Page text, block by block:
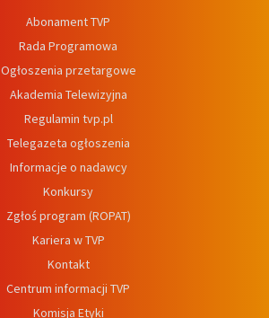
Abonament TVP
Rada Programowa
Ogłoszenia przetargowe
Akademia Telewizyjna
Regulamin tvp.pl
Telegazeta ogłoszenia
Informacje o nadawcy
Konkursy
Zgłoś program (ROPAT)
Kariera w TVP
Kontakt
Centrum informacji TVP
Komisja Etyki